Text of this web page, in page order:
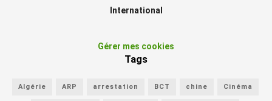
International
Gérer mes cookies
Tags
Algérie ARP arrestation BCT chine Cinéma